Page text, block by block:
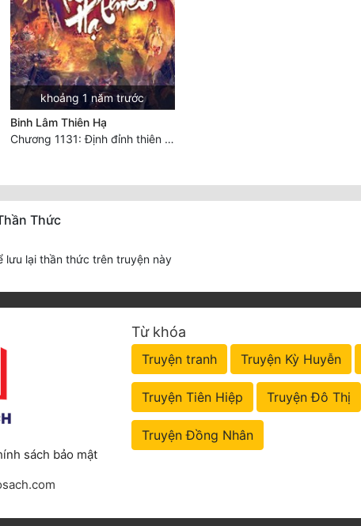
khoảng 1 năm trước
Binh Lâm Thiên Hạ
Chương 1131: Định đỉnh thiên hạ (HẾT)
Thức
lưu lại thần thức trên truyện này
sách bảo mật
Từ khóa
Truyện tranh Truyện Kỳ Huyễn
Truyện Tiên Hiệp Truyện Đô Thị
Truyện Đồng Nhân